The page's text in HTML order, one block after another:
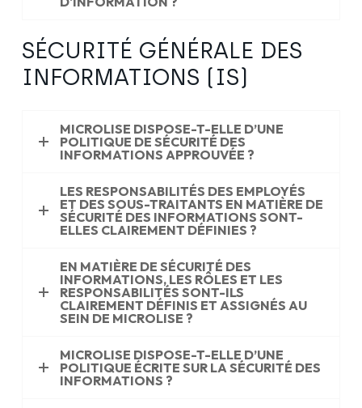
SÉCURITÉ GÉNÉRALE DES
INFORMATIONS (IS)
MICROLISE DISPOSE-T-ELLE D’UNE
POLITIQUE DE SÉCURITÉ DES
INFORMATIONS APPROUVÉE ?
LES RESPONSABILITÉS DES EMPLOYÉS
ET DES SOUS-TRAITANTS EN MATIÈRE DE
SÉCURITÉ DES INFORMATIONS SONT-
ELLES CLAIREMENT DÉFINIES ?
EN MATIÈRE DE SÉCURITÉ DES
INFORMATIONS, LES RÔLES ET LES
RESPONSABILITÉS SONT-ILS
CLAIREMENT DÉFINIS ET ASSIGNÉS AU
SEIN DE MICROLISE ?
MICROLISE DISPOSE-T-ELLE D’UNE
POLITIQUE ÉCRITE SUR LA SÉCURITÉ DES
INFORMATIONS ?